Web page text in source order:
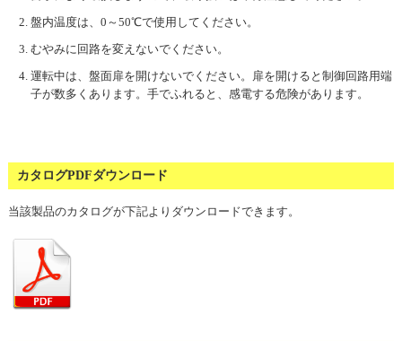
盤内温度は、0～50℃で使用してください。
むやみに回路を変えないでください。
運転中は、盤面扉を開けないでください。扉を開けると制御回路用端
子が数多くあります。手でふれると、感電する危険があります。
カタログPDFダウンロード
当該製品のカタログが下記よりダウンロードできます。